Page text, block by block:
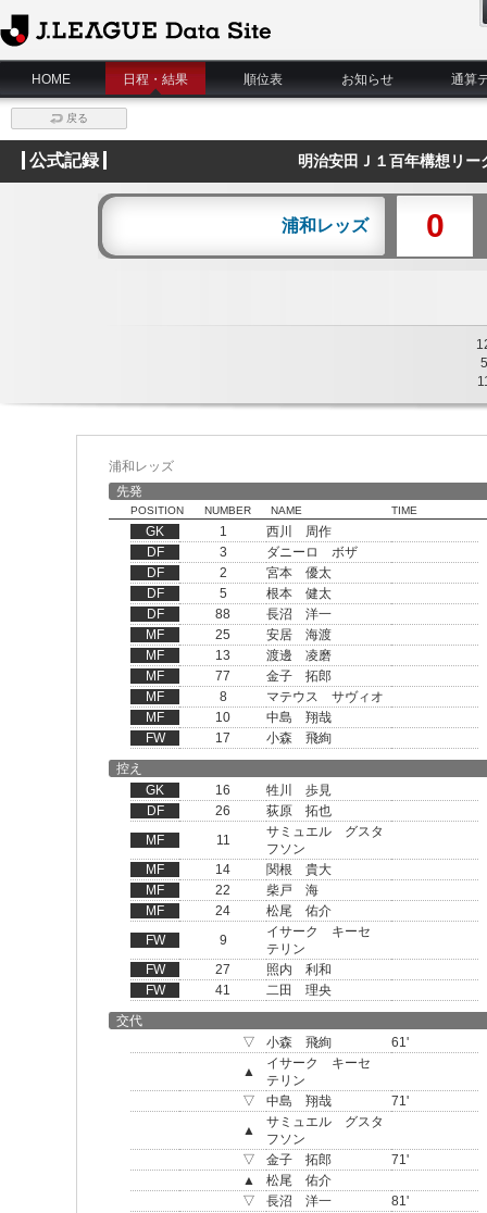
J.League Data Site
HOME
日程・結果 順位表 お知らせ 通算
戻る
公式記録 明治安田Ｊ１百年構想リ
浦和レッズ 0
5
浦和レッズ
先発
POSITION NUMBER NAME TIME
GK 1
西川 周作
DF
3
ダニーロ ボザ
DF
2
宮本 優太
DF
5
根本 健太
DF
88
長沼 洋一
MF
25
安居 海渡
MF
13
渡邊 凌磨
MF
77
金子 拓郎
MF
8
マテウス サヴィオ
MF
10
中島 翔哉
FW
17
小森 飛絢
控え
GK
16
牲川 歩見
DF
26
荻原 拓也
MF
11
サミュエル グスタ
フソン
MF
14
関根 貴大
MF
22
柴戸 海
MF
24
松尾 佑介
FW
9
イサーク キーセ
テリン
FW
27
照内 利和
FW
41
二田 理央
交代
▽
小森 飛絢
61'
▲
イサーク キーセ
テリン
▽
中島 翔哉
71'
▲
サミュエル グスタ
フソン
▽
金子 拓郎
71'
▲
松尾 佑介
▽
長沼 洋一
81'